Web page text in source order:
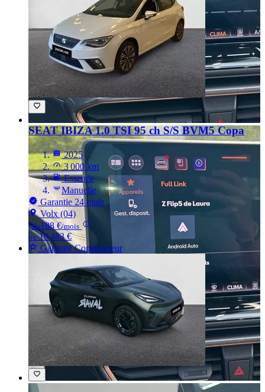
SEAT IBIZA1.0 TSI 95 ch S/S BVM5 Copa
2025
3 000 km
Essence
Manuelle
Garantie 24 mois
Volx (04)
Dès188 €/mois
ou19 483 €
Garantie Constructeur